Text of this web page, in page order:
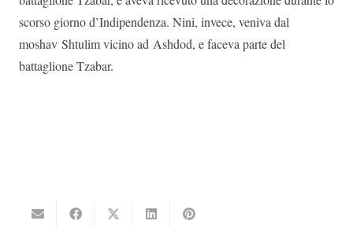
scorso giorno d’Indipendenza. Nini, invece, veniva dal
moshav Shtulim vicino ad Ashdod, e faceva parte del
battaglione Tzabar.